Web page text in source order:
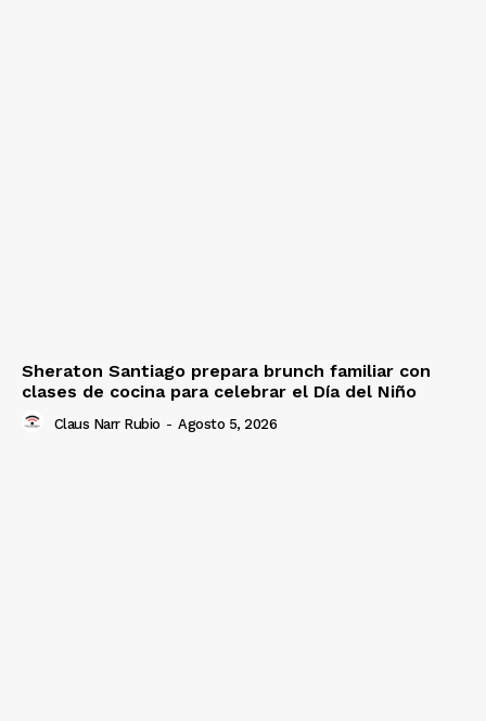
Sheraton Santiago prepara brunch familiar con
clases de cocina para celebrar el Día del Niño
Claus Narr Rubio - Agosto 5, 2026